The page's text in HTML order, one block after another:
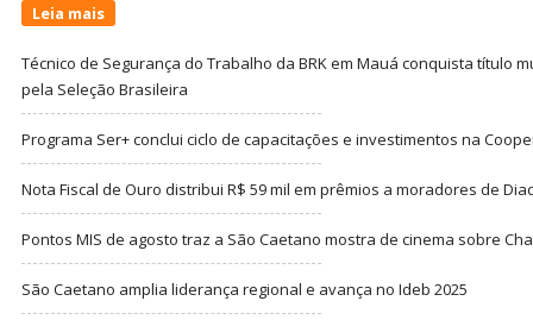
Leia mais
Técnico de Segurança do Trabalho da BRK em Mauá conquista título
pela Seleção Brasileira
Programa Ser+ conclui ciclo de capacitações e investimentos na
Nota Fiscal de Ouro distribui R$ 59 mil em prêmios a moradores de
Pontos MIS de agosto traz a São Caetano mostra de cinema sobre
São Caetano amplia liderança regional e avança no Ideb 2025